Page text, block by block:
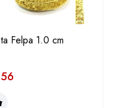
Felpa 1.0 cm